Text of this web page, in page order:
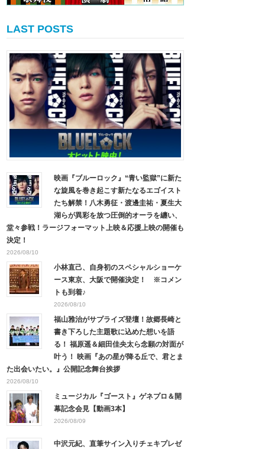
LAST POSTS
映画『ブルーロック』“青い監獄”に新た
な旋風を巻き起こす新たなるエゴイスト
たち解禁！八木勇征・渡邊圭祐・夏生大
湖らが異彩を放つ圧倒的オーラを纏い、
堂々参戦！ラージフォーマット上映＆応援上映の開催も
決定！
2026/08/10
小林直己、自身初のスペシャルショーケ
ース東京、大阪で開催決定！ ※コメン
トも到着♪
2026/08/10
福山雅治がサプライズ登壇！故郷長崎と
書き下ろした主題歌に込めた想いを語
る！ 福原遥＆細田佳央太ら念願の対面が
叶う！ 映画『あの星が降る丘で、君とま
た出会いたい。』公開記念舞台挨拶
2026/08/10
ミュージカル『ゴースト』ゲネプロ＆開
幕記念会見【動画3本】
2026/08/09
中沢元紀、直筆サイン入りチェキプレゼ